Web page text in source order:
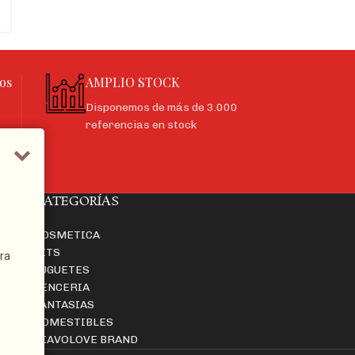
AMPLIO STOCK
Disponemos de más de 3.000
referencias en stock
CATEGORÍAS
COSMETICA
KITS
JUGUETES
LENCERIA
FANTASIAS
COMESTIBLES
DIAVOLOVE BRAND